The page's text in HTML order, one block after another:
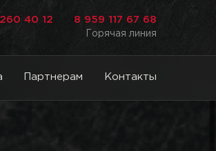
40 12 8 959 117 67 68
Горячая линия
Партнерам Контакты